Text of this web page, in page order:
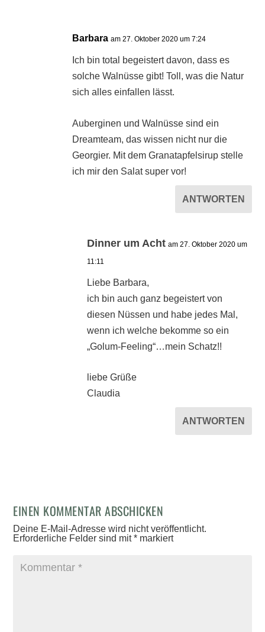
Barbara am 27. Oktober 2020 um 7:24
Ich bin total begeistert davon, dass es
solche Walnüsse gibt! Toll, was die Natur
sich alles einfallen lässt.
Auberginen und Walnüsse sind ein
Dreamteam, das wissen nicht nur die
Georgier. Mit dem Granatapfelsirup stelle
ich mir den Salat super vor!
ANTWORTEN
Dinner um Acht am 27. Oktober 2020 um
11:11
Liebe Barbara,
ich bin auch ganz begeistert von
diesen Nüssen und habe jedes Mal,
wenn ich welche bekomme so ein
„Golum-Feeling“…mein Schatz!!
liebe Grüße
Claudia
ANTWORTEN
EINEN KOMMENTAR ABSCHICKEN
Deine E-Mail-Adresse wird nicht veröffentlicht.
Erforderliche Felder sind mit* markiert